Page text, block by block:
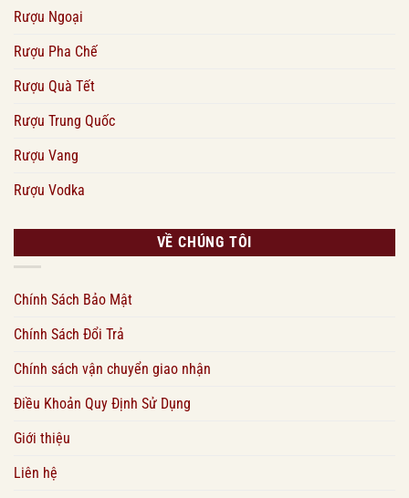
Rượu Ngoại
Rượu Pha Chế
Rượu Quà Tết
Rượu Trung Quốc
Rượu Vang
Rượu Vodka
VỀ CHÚNG TÔI
Chính Sách Bảo Mật
Chính Sách Đổi Trả
Chính sách vận chuyển giao nhận
Điều Khoản Quy Định Sử Dụng
Giới thiệu
Liên hệ